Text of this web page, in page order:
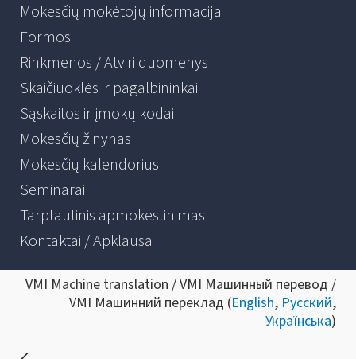
Mokesčių mokėtojų informacija
Formos
Rinkmenos / Atviri duomenys
Skaičiuoklės ir pagalbininkai
Sąskaitos ir įmokų kodai
Mokesčių žinynas
Mokesčių kalendorius
Seminarai
Tarptautinis apmokestinimas
Kontaktai / Apklausa
VMI Machine translation / VMI Машинный перевод /
VMI Машинний переклад (English, Русский,
Українська)